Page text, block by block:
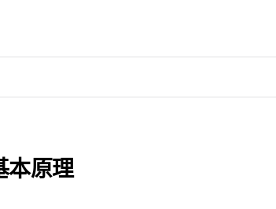
本原理